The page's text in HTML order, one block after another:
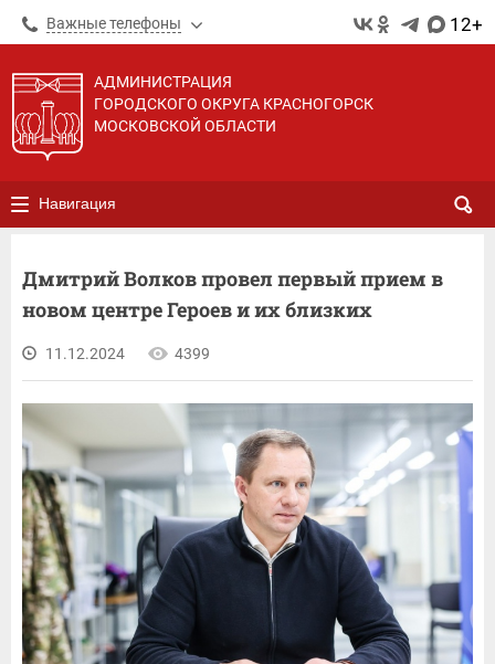
Важные телефоны 12+
АДМИНИСТРАЦИЯ
ГОРОДСКОГО ОКРУГА КРАСНОГОРСК
МОСКОВСКОЙ ОБЛАСТИ
Навигация
Дмитрий Волков провел первый прием в
новом центре Героев и их близких
11.12.2024 4399